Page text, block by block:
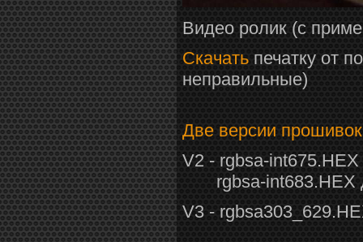
Видео ролик (с
Скачать печатку от
неправильные)
Две версии
V2 - rgbsa-
rgbsa-int683.HEX
V3 -